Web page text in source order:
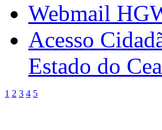
Webmail
Acesso
Estado do
1 2 3 4 5